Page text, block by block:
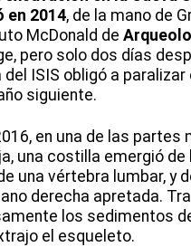
en 2014, de la mano de
McDonald de
pero solo dos días
del ISIS obligó a
siguiente.
en una de las partes
una costilla emergió de
una vértebra lumbar, y
derecha apretada.
los sedimentos
el esqueleto.